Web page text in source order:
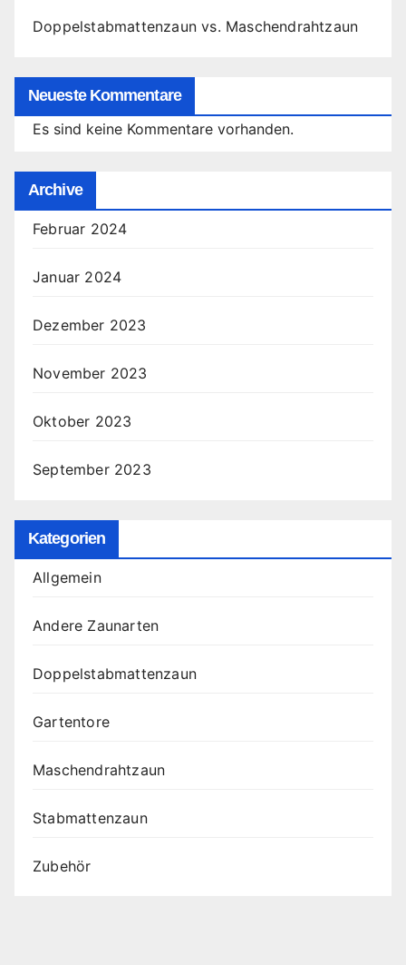
Doppelstabmattenzaun vs. Maschendrahtzaun
Neueste Kommentare
Es sind keine Kommentare vorhanden.
Archive
Februar 2024
Januar 2024
Dezember 2023
November 2023
Oktober 2023
September 2023
Kategorien
Allgemein
Andere Zaunarten
Doppelstabmattenzaun
Gartentore
Maschendrahtzaun
Stabmattenzaun
Zubehör